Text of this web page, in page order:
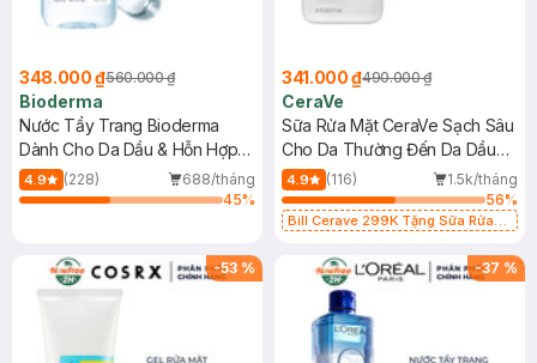
348.000 ₫560.000 ₫
Bioderma
Nước Tẩy Trang Bioderma
Dành Cho Da Dầu & Hỗn Hợp
500ml
4.9 (228)
688/tháng
45%
341.000 ₫490.000 ₫
CeraVe
Sữa Rửa Mặt CeraVe Sạch Sâu
Cho Da Thường Đến Da Dầu
473ml
4.9 (116)
1.5k/tháng
56%
Bill Cerave 299K Tặng Sữa Rửa
-53 % -37 %